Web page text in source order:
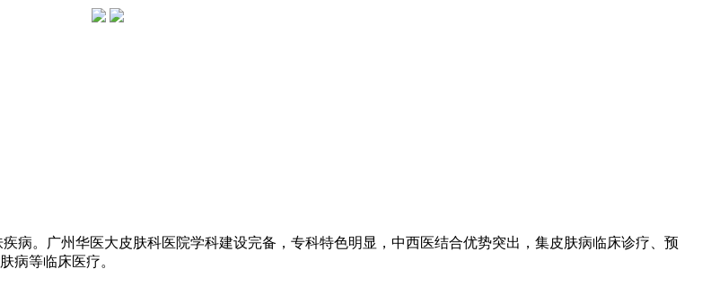
病。广州华医大皮肤科医院学科建设完备，专科特色明显，中西医结合优势突出，集皮肤病临床诊疗、预
病等临床医疗。